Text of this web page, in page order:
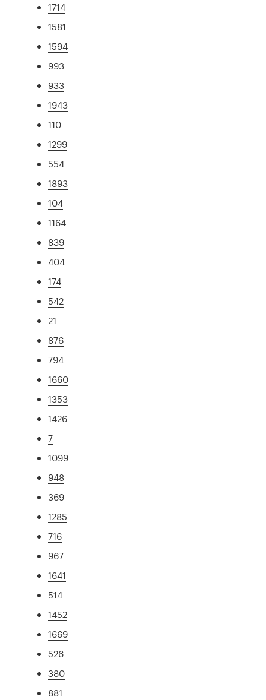
1714
1581
1594
993
933
1943
110
1299
554
1893
104
1164
839
404
174
542
21
876
794
1660
1353
1426
7
1099
948
369
1285
716
967
1641
514
1452
1669
526
380
881